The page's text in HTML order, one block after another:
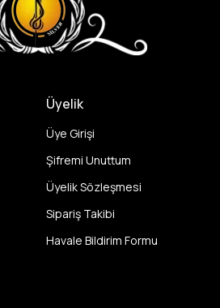
Üyelik
Üye Girişi
Şifremi Unuttum
Üyelik Sözleşmesi
Sipariş Takibi
Havale Bildirim Formu